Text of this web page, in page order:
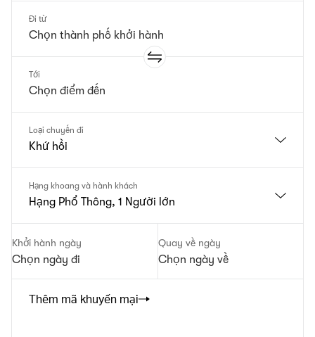
Đi từ
Tới
Loại chuyến đi
Khứ hồi
Hạng khoang và hành khách
Hạng Phổ Thông, 1 Người lớn
Khởi hành ngày
Chọn ngày đi
Quay về ngày
Chọn ngày về
Thêm mã khuyến mại